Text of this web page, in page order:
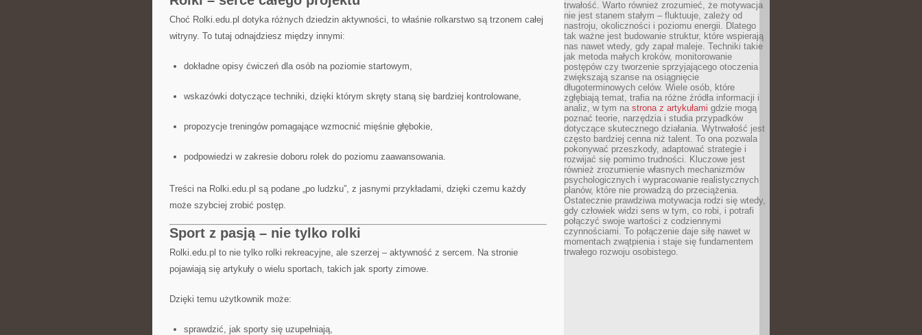
Choć Rolki.edu.pl dotyka różnych dziedzin aktywności, to właśnie rolkarstwo są trzonem całej
witryny. To tutaj odnajdziesz między innymi:
dokładne opisy ćwiczeń dla osób na poziomie startowym,
wskazówki dotyczące techniki, dzięki którym skręty staną się bardziej kontrolowane,
propozycje treningów pomagające wzmocnić mięśnie głębokie,
podpowiedzi w zakresie doboru rolek do poziomu zaawansowania.
Treści na Rolki.edu.pl są podane „po ludzku”, z jasnymi przykładami, dzięki czemu każdy
może szybciej zrobić postęp.
Sport z pasją – nie tylko rolki
Rolki.edu.pl to nie tylko rolki rekreacyjne, ale szerzej – aktywność z sercem. Na stronie
pojawiają się artykuły o wielu sportach, takich jak sporty zimowe.
Dzięki temu użytkownik może:
sprawdzić, jak sporty się uzupełniają,
trwałość. Warto również zrozumieć, że motywacja
nie jest stanem stałym – fluktuuje, zależy od
nastroju, okoliczności i poziomu energii. Dlatego
tak ważne jest budowanie struktur, które wspierają
nas nawet wtedy, gdy zapał maleje. Techniki takie
jak metoda małych kroków, monitorowanie
postępów czy tworzenie sprzyjającego otoczenia
zwiększają szanse na osiągnięcie
długoterminowych celów. Wiele osób, które
zgłębiają temat, trafia na różne źródła informacji i
analiz, w tym na strona z artykułami gdzie mogą
poznać teorie, narzędzia i studia przypadków
dotyczące skutecznego działania. Wytrwałość jest
często bardziej cenna niż talent. To ona pozwala
pokonywać przeszkody, adaptować strategie i
rozwijać się pomimo trudności. Kluczowe jest
również zrozumienie własnych mechanizmów
psychologicznych i wypracowanie realistycznych
planów, które nie prowadzą do przeciążenia.
Ostatecznie prawdziwa motywacja rodzi się wtedy,
gdy człowiek widzi sens w tym, co robi, i potrafi
połączyć swoje wartości z codziennymi
czynnościami. To połączenie daje siłę nawet w
momentach zwątpienia i staje się fundamentem
trwałego rozwoju osobistego.